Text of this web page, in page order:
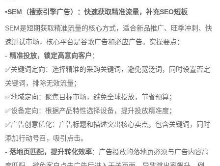
•SEM（搜索引擎广告）：快速获取精准流量，补充SEO短板
SEM是短期获取精准流量的核心方式，适合新品推广、旺季冲刺、快
速测试市场，核心平台是谷歌广告和必应广告。实操要点：
- 精准投放，锁定高意向客户：
✅关键词定向：选择精准的采购关键词，避免宽泛词，同时设置否定
关键词，排除无效流量；
✅地域定向：聚焦目标市场，避免全球投放，节省预算；
✅设备定向：根据产品特性选择设备，提升投放精准度；
✅广告创意优化：广告标题和描述突出核心卖点，包含关键词，同时
添加行动号召，吸引点击。
- 落地页匹配，提升转化效率：广告投放的落地页必须与广告内容高